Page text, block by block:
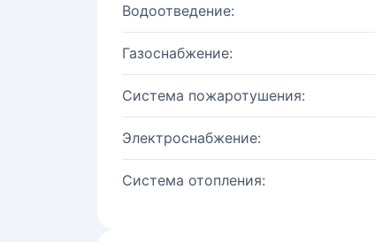
Водоотведение:
Газоснабжение:
Система пожаротушения:
Электроснабжение:
Система отопления: